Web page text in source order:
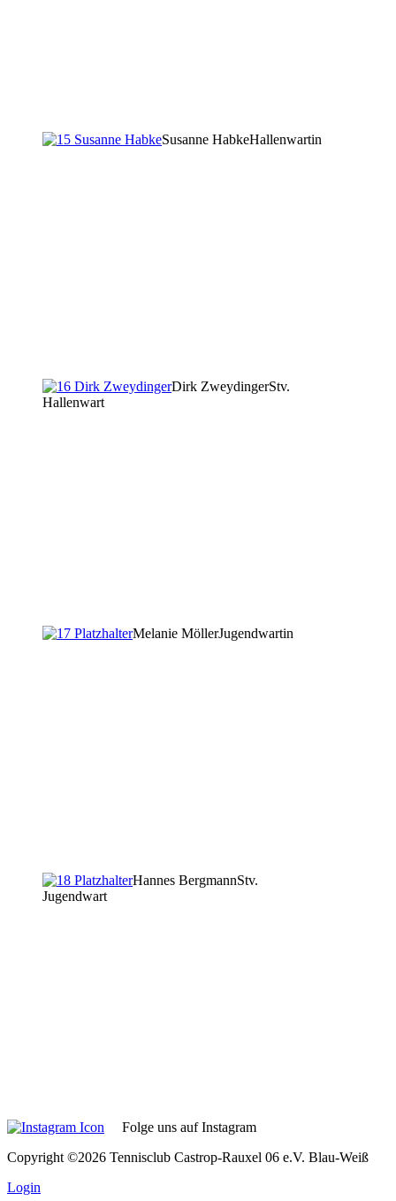
Susanne HabkeHallenwartin
Dirk ZweydingerStv.
Hallenwart
Melanie MöllerJugendwartin
Hannes BergmannStv.
Jugendwart
Folge uns auf Instagram
Copyright ©2026 Tennisclub Castrop-Rauxel 06 e.V. Blau-Weiß
Login